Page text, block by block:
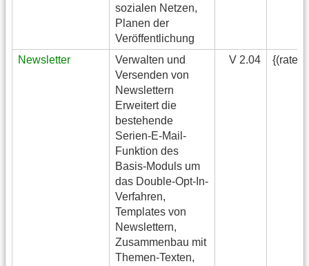
sozialen Netzen,
Planen der
Veröffentlichung
Newsletter
Verwalten und
Versenden von
Newslettern
Erweitert die
bestehende
Serien-E-Mail-
Funktion des
Basis-Moduls um
das Double-Opt-In-
Verfahren,
Templates von
Newslettern,
Zusammenbau mit
Themen-Texten,
V 2.04